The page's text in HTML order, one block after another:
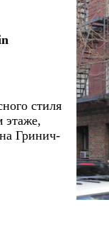
стиля
этаже,
Гринич-